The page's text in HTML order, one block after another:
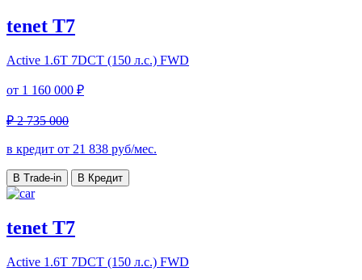
tenet T7
Active 1.6T 7DCT (150 л.с.) FWD
от 1 160 000 ₽
₽ 2 735 000
в кредит от 21 838 руб/мес.
В Trade-in В Кредит
tenet T7
Active 1.6T 7DCT (150 л.с.) FWD